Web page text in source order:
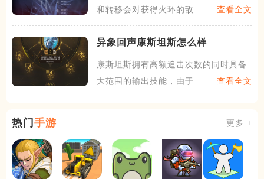
和转移会对获得火环的敌人造
查看全文
异象回声康斯坦斯怎么样
康斯坦斯拥有高额追击次数的同时具备
大范围的输出技能，由于康斯
查看全文
热门 手游 更多 +